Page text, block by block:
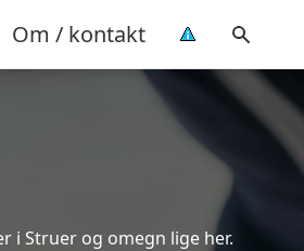
Om / kontakt
i Struer og omegn lige her.